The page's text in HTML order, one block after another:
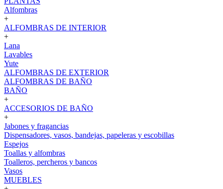
Alfombras
+
ALFOMBRAS DE INTERIOR
+
Lana
Lavables
Yute
ALFOMBRAS DE EXTERIOR
ALFOMBRAS DE BAÑO
BAÑO
+
ACCESORIOS DE BAÑO
+
Jabones y fragancias
Dispensadores, vasos, bandejas, papeleras y escobillas
Espejos
Toallas y alfombras
Toalleros, percheros y bancos
Vasos
MUEBLES